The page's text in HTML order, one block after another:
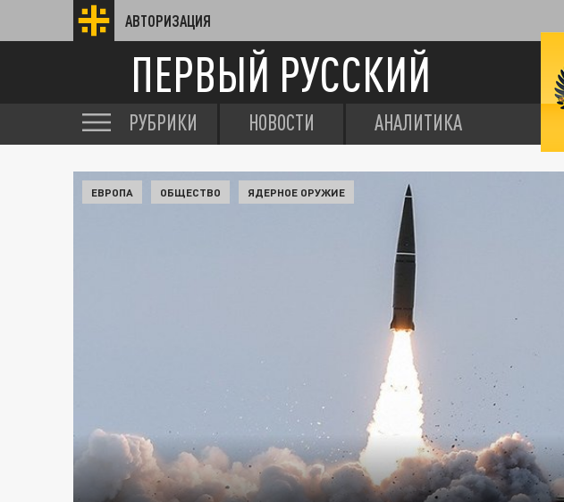
АВТОРИЗАЦИЯ
ПЕРВЫЙ РУССКИЙ
РУБРИКИ НОВОСТИ АНАЛИТИКА
ЕВРОПА ОБЩЕСТВО ЯДЕРНОЕ ОРУЖИЕ